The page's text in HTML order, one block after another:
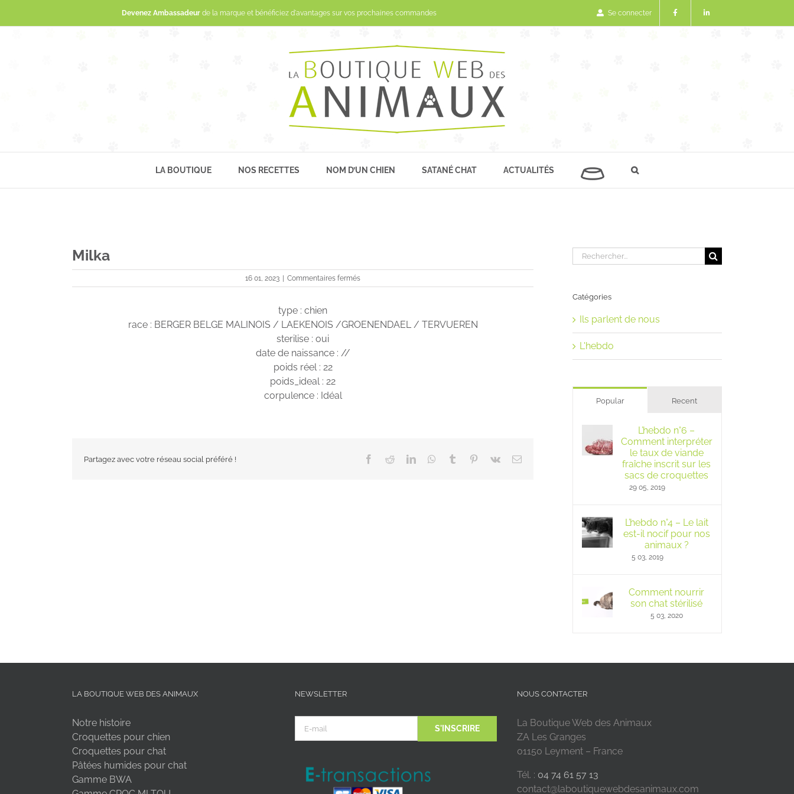
Devenez Ambassadeurde la marque et bénéficiez d'avantages sur vos prochaines commandes Se connecter
LA BOUTIQUE NOS RECETTES NOM D’UN CHIEN SATANÉ CHAT ACTUALITÉS
Milka
16 01, 2023 Commentaires ferméssur
Milka
type : chien
race : BERGER BELGE MALINOIS / LAEKENOIS /GROENENDAEL / TERVUEREN
sterilise : oui
date de naissance : //
poids réel : 22
poids_ideal : 22
corpulence : Idéal
Partagez avec votre réseau social préféré ! Facebook
RedditLinkedInWhatsApp
Tumblr Pinterest
Vk Email
Rechercher:
Catégories
Ils parlent de nous
L'hebdo
Popular Recent
L’hebdo n°6 –
Comment interpréter
le taux de viande
fraîche inscrit sur les
sacs de croquettes
29 05, 2019
L’hebdo n°4 – Le lait
est-il nocif pour nos
animaux ?
5 03, 2019
Comment nourrir
son chat stérilisé
5 03, 2020
LA BOUTIQUE WEB DES ANIMAUX
Notre histoire
Croquettes pour chien
Croquettes pour chat
Pâtées humides pour chat
Gamme BWA
NEWSLETTER NOUS CONTACTER
La Boutique Web des Animaux
ZA Les Granges
01150 Leyment – France
Tél. : 04 74 61 57 13
contact@laboutiquewebdesanimaux.com